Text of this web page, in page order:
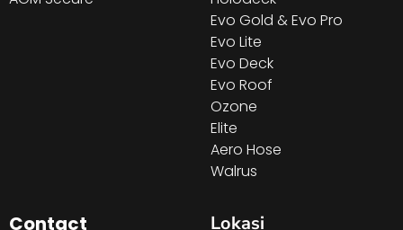
Evo Gold & Evo Pro
Evo Lite
Evo Deck
Evo Roof
Ozone
Elite
Aero Hose
Walrus
Contact Lokasi